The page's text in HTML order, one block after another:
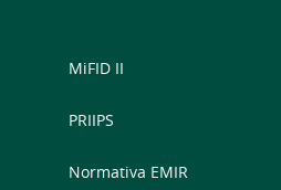
MiFID II
PRIIPS
Normativa EMIR